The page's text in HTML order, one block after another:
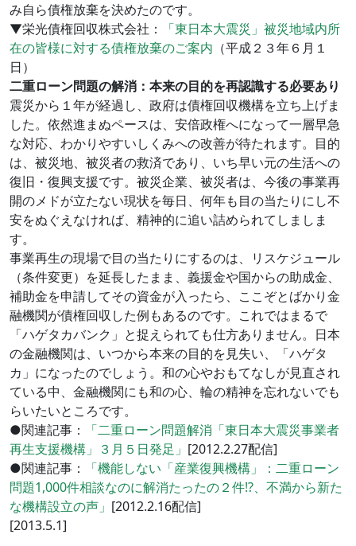
み自ら債権放棄を決めたのです。
▼栄光債権回収株式会社：
「東日本大震災」被災地域内所
在の皆様に対する債権放棄のご案内 （平成２３年６月１
日）
二重ローン問題の解消：本来の目的を再認識する必要あり
震災から１年が経過し、政府は債権回収機構を立ち上げま
した。依然進まぬペースは、安倍政権へになって一層早急
な対応、わかりやすいしくみへの改善が待たれます。目的
は、被災地、被災者の救済であり、いち早い元の生活への
復旧・復興支援です。被災企業、被災者は、今後の事業再
開のメドが立たない現状を毎日、何年も目の当たりにし不
安をぬぐえなければ、精神的に追い詰められてしましま
す。
事業再生の現場で目の当たりにするのは、リスケジュール
（条件変更）を延長したまま、義援金や国からの助成金、
補助金を申請してその資金が入ったら、ここぞとばかり金
融機関が債権回収した例もあるのです。これではまるで
「ハゲタカバンク」と捉えられても仕方ありません。日本
の金融機関は、いつから本来の目的を見失い、「ハゲタ
カ」になったのでしょう。和の心やおもてなしが見直され
ている中、金融機関にも和の心、輪の精神を忘れないでも
らいたいところです。
●関連記事：
「二重ローン問題解消「東日本大震災事業者
再生支援機構」３月５日発足」 [2012.2.27配信]
●関連記事：
「機能しない「産業復興機構」：二重ローン
問題1,000件相談なのに解消たったの２件!?、不満から新た
な機構設立の声」 [2012.2.16配信]
[2013.5.1]